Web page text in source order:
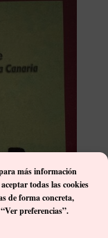
ara más información
todas las cookies
de forma concreta,
preferencias”.